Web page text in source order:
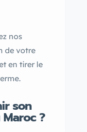
nos
de votre
en tirer le
son
?